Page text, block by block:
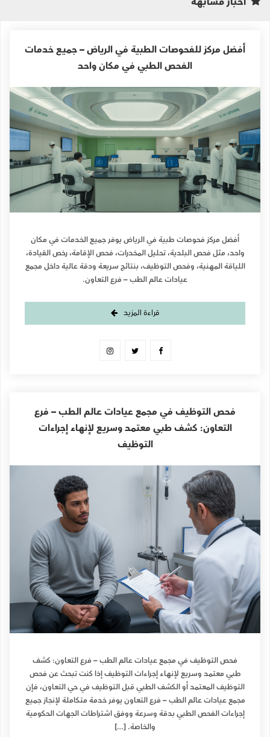
أفضل مركز للفحوصات الطبية في الرياض – جميع خدمات
الفحص الطبي في مكان واحد
أفضل مركز فحوصات طبية في الرياض يوفر جميع الخدمات في مكان
واحد، مثل فحص البلدية، تحليل المخدرات، فحص الإقامة، رخص القيادة،
اللياقة المهنية، وفحص التوظيف، بنتائج سريعة ودقة عالية داخل مجمع
عيادات عالم الطب – فرع التعاون.
قراءة المزيد
فحص التوظيف في مجمع عيادات عالم الطب – فرع
التعاون: كشف طبي معتمد وسريع لإنهاء إجراءات
التوظيف
فحص التوظيف في مجمع عيادات عالم الطب – فرع التعاون: كشف
طبي معتمد وسريع لإنهاء إجراءات التوظيف إذا كنت تبحث عن فحص
التوظيف المعتمد أو الكشف الطبي قبل التوظيف في حي التعاون، فإن
مجمع عيادات عالم الطب – فرع التعاون يوفر خدمة متكاملة لإنجاز جميع
إجراءات الفحص الطبي بدقة وسرعة ووفق اشتراطات الجهات الحكومية
والخاصة. […]